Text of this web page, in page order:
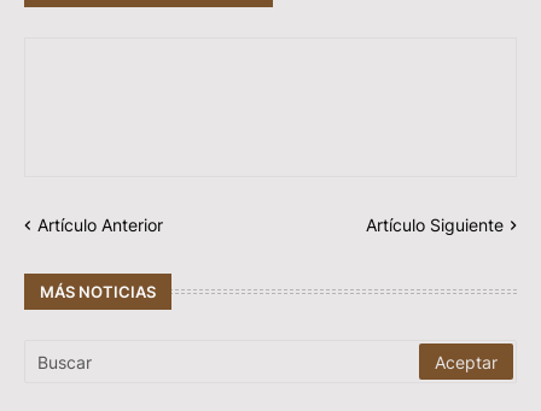
Artículo Anterior Artículo Siguiente
MÁS NOTICIAS